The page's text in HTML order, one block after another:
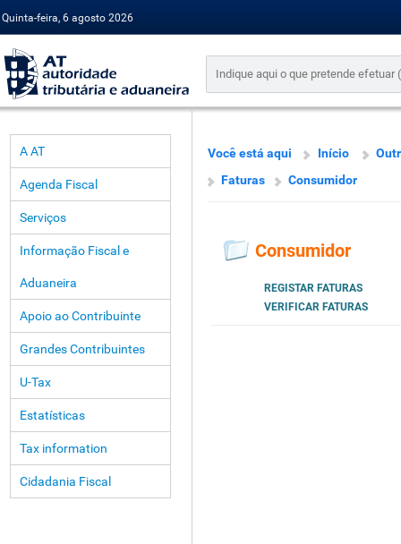
Quinta-feira, 6 agosto 2026
A AT
Agenda Fiscal
Serviços
Informação Fiscal e
Aduaneira
Apoio ao Contribuinte
Grandes Contribuintes
U-Tax
Estatísticas
Tax information
Cidadania Fiscal
Você está aqui Início
Faturas
Consumidor
Consumidor
REGISTAR FATURAS
VERIFICAR FATURAS